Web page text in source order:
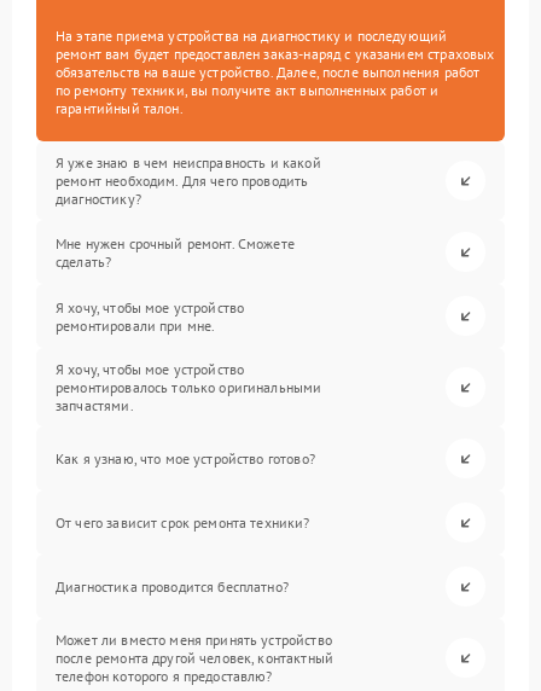
На этапе приема устройства на диагностику и последующий
ремонт вам будет предоставлен заказ-наряд с указанием страховых
обязательств на ваше устройство. Далее, после выполнения работ
по ремонту техники, вы получите акт выполненных работ и
гарантийный талон.
Я уже знаю в чем неисправность и какой
ремонт необходим. Для чего проводить
диагностику?
Мне нужен срочный ремонт. Сможете
сделать?
Я хочу, чтобы мое устройство
ремонтировали при мне.
Я хочу, чтобы мое устройство
ремонтировалось только оригинальными
запчастями.
Как я узнаю, что мое устройство готово?
От чего зависит срок ремонта техники?
Диагностика проводится бесплатно?
Может ли вместо меня принять устройство
после ремонта другой человек, контактный
телефон которого я предоставлю?